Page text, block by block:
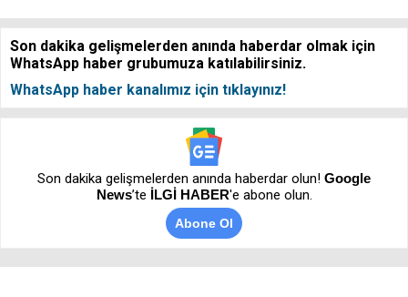
Son dakika gelişmelerden anında haberdar olmak için
WhatsApp haber grubumuza katılabilirsiniz.
WhatsApp haber kanalımız için tıklayınız!
Son dakika gelişmelerden anında haberdar olun! Google
News’te İLGİ HABER'e abone olun.
Abone Ol